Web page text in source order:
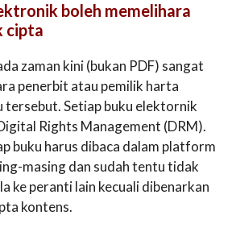
boleh memelihara
cipta
zaman kini (bukan PDF) sangat
penerbit atau pemilik harta
tersebut. Setiap buku elektornik
Rights Management (DRM).
buku harus dibaca dalam platform
masing dan sudah tentu tidak
ke peranti lain kecuali dibenarkan
kontens.